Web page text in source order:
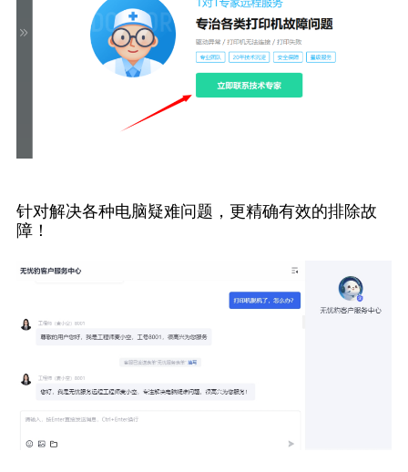
针对解决各种电脑疑难问题，更精确有效的排除故
障！